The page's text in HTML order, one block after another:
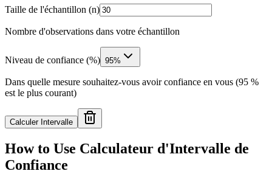
Taille de l'échantillon (n)
Nombre d'observations dans votre échantillon
Niveau de confiance (%) 95%
Dans quelle mesure souhaitez-vous avoir confiance en vous (95 %
est le plus courant)
Calculer Intervalle
How to Use Calculateur d'Intervalle de
Confiance